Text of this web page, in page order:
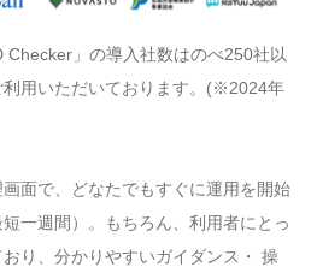
Checker」の導入社数はのべ250社以
利用いただいております。(※2024年
面で、どなたでもすぐに運用を開始
一週間）。もちろん、利用者にとっ
り、分かりやすいガイダンス・ 操